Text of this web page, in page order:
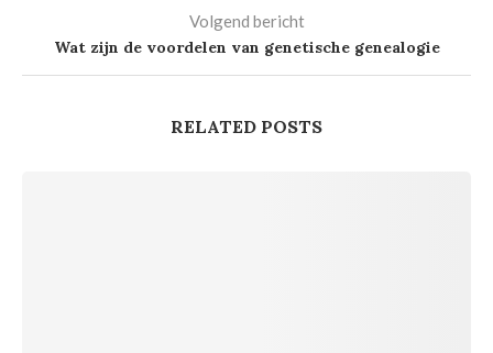
Volgend bericht
Wat zijn de voordelen van genetische genealogie
RELATED POSTS